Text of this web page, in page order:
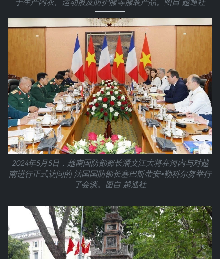
于生产内衣、运动服及防护服等服装产品。图自 越通社
2024年5月5日，越南国防部部长潘文江大将在河内与对越
南进行正式访问的 法国国防部长塞巴斯蒂安•勒科尔努举行
了会谈。图自 越通社